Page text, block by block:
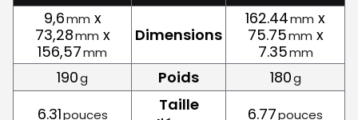
9,6mm x
73,28mm x
156,57mm
Dimensions
162.44mm x
75.75mm x
7.35mm
190g Poids 180g
6.31pouces
Taille
6.77pouces